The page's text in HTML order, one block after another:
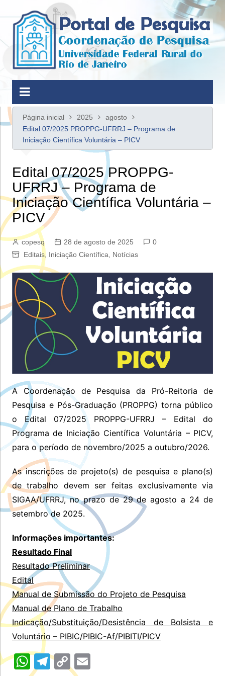
para
conteúdo
Página inicial 2025
agosto
Edital 07/2025 PROPPG-UFRRJ – Programa de
Iniciação Científica Voluntária – PICV
Edital 07/2025 PROPPG-
UFRRJ – Programa de
Iniciação Científica Voluntária –
PICV
copesq 28 de agosto de 2025
0
Editais, Iniciação Científica Notícias
A Coordenação de Pesquisa da Pró-Reitoria de
Pesquisa e Pós-Graduação (PROPPG) torna público
o Edital 07/2025 PROPPG-UFRRJ – Edital do
Programa de Iniciação Científica Voluntária – PICV,
para o período de novembro/2025 a outubro/2026.
As inscrições de projeto(s) de pesquisa e plano(s)
de trabalho devem ser feitas exclusivamente via
SIGAA/UFRRJ, no prazo de 29 de agosto a 24 de
setembro de 2025.
Informações importantes:
Resultado Final
Resultado Preliminar
Edital
Manual de Submissão do Projeto de Pesquisa
Manual de Plano de Trabalho
Indicação/Substituição/Desistência de Bolsista e
Voluntário – PIBIC/PIBIC-Af/PIBITI/PICV
W T C E